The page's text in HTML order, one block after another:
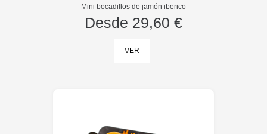
Mini bocadillos de jamón iberico
Desde 29,60 €
VER